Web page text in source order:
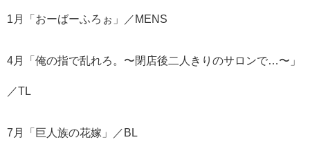
1月「おーばーふろぉ」／MENS
4月「俺の指で乱れろ。〜閉店後二人きりのサロンで…〜」
／TL
7月「巨人族の花嫁」／BL